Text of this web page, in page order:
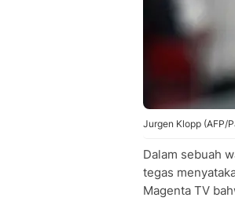
Jurgen Klopp (AFP/
Dalam sebuah
tegas
Magenta TV